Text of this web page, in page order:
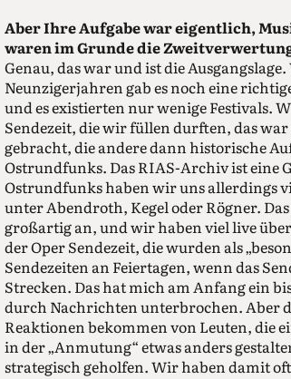
Aber Ihre Aufgabe war eigentlich,
waren im Grunde die
Genau, das war und ist die
Neunzigerjahren gab es noch eine
und es existierten nur wenige Festivals.
Sendezeit, die wir füllen durften, das
gebracht, die andere dann historische
Ostrundfunks. Das RIAS-Archiv ist eine
Ostrundfunks haben wir uns allerdings
unter Abendroth, Kegel oder Rögner.
großartig an, und wir haben viel live
der Oper Sendezeit, die wurden als
Sendezeiten an Feiertagen, wenn das
Strecken. Das hat mich am Anfang ein
durch Nachrichten unterbrochen. Aber
Reaktionen bekommen von Leuten, die
in der „Anmutung“ etwas anders
strategisch geholfen. Wir haben damit